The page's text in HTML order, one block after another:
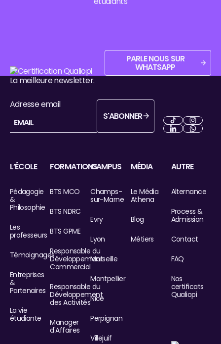
Parle nous sur WhatsApp
PARLE NOUS SUR
WHATSAPP
Pied de page
La meilleure newsletter.
Adresse email
S'abonner
S'ABONNER
Next Next
L’ÉCOLE
Pédagogie
&
Philosophie
Les
professeurs
Témoignages
Entreprises
&
Partenaires
La vie
étudiante
FORMATIONS
BTS MCO
BTS NDRC
BTS GPME
Responsable du
Développement
Commercial
Responsable du
Développement
des Activités
Manager
d'Affaires
CAMPUS
Champs-
sur-Marne
Evry
Lyon
Marseille
Montpellier
Nice
Perpignan
Villejuif
MÉDIA
Le Média
Athena
Blog
Métiers
AUTRE
Alternance
Process &
Admission
Contact
FAQ
Nos
certificats
Qualiopi